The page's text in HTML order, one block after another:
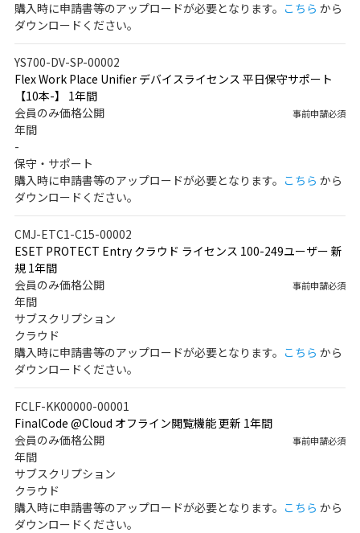
購入時に申請書等のアップロードが必要となります。 こちら から
ダウンロードください。
YS700-DV-SP-00002
Flex Work Place Unifier デバイスライセンス 平日保守サポート
【10本-】 1年間
会員のみ価格公開
事前申請必須
年間
-
保守・サポート
購入時に申請書等のアップロードが必要となります。 こちら から
ダウンロードください。
CMJ-ETC1-C15-00002
ESET PROTECT Entry クラウド ライセンス 100-249ユーザー 新
規 1年間
会員のみ価格公開
事前申請必須
年間
サブスクリプション
クラウド
購入時に申請書等のアップロードが必要となります。 こちら から
ダウンロードください。
FCLF-KK00000-00001
FinalCode @Cloud オフライン閲覧機能 更新 1年間
会員のみ価格公開
事前申請必須
年間
サブスクリプション
クラウド
購入時に申請書等のアップロードが必要となります。 こちら から
ダウンロードください。